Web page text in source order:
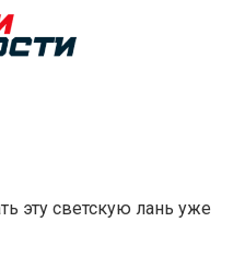
эту светскую лань уже